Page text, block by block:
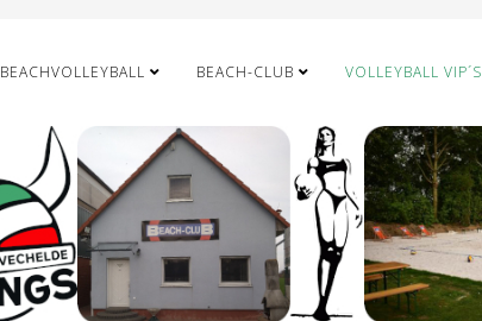
BEACHVOLLEYBALL BEACH-CLUB VOLLEYBALL VIP´S